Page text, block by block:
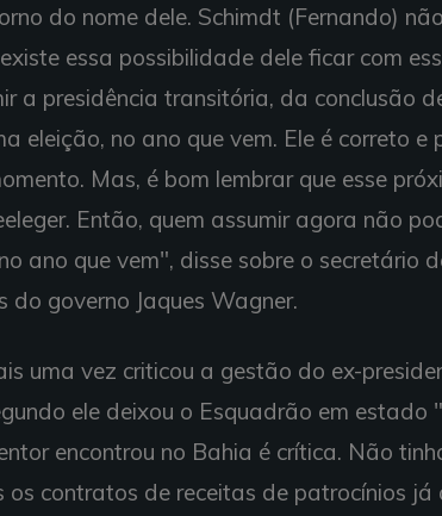
do nome dele. Schimdt (Fernando)
essa possibilidade dele ficar com
a presidência transitória, da conclusão
eleição, no ano que vem. Ele é correto e
Mas, é bom lembrar que esse
Então, quem assumir agora não
ano que vem", disse sobre o secretário
do governo Jaques Wagner.
uma vez criticou a gestão do ex-
ele deixou o Esquadrão em
encontrou no Bahia é crítica. Não
os contratos de receitas de patrocínios já